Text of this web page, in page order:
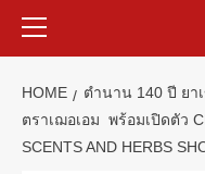
HOME
ตำนาน 140 ปี ยา
ตราเฌอเอม พร้อมเปิดตัว
SCENTS AND HERBS